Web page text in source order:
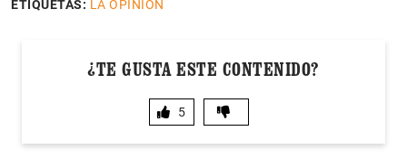
ETIQUETAS: LA OPINIÓN
¿TE GUSTA ESTE CONTENIDO?
5